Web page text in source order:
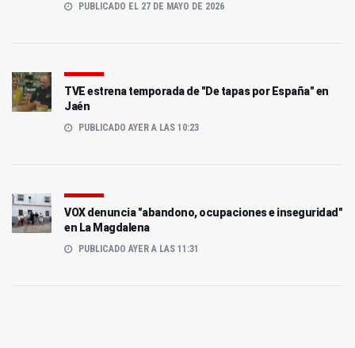
PUBLICADO EL 27 DE MAYO DE 2026
TVE estrena temporada de "De tapas por España" en
Jaén
PUBLICADO AYER A LAS 10:23
VOX denuncia "abandono, ocupaciones e inseguridad"
en La Magdalena
PUBLICADO AYER A LAS 11:31